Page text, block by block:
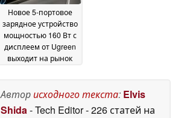
2026
Новое 5-портовое
зарядное устройство
мощностью 160 Вт с
дисплеем от Ugreen
выходит на рынок
Авторисходного текста: Elvis
Shida- Tech Editor- 226 статей на